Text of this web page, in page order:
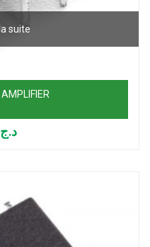
suite
د.ج